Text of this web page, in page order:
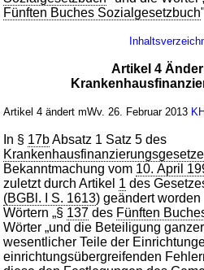
Fünften Buches Sozialgesetzbuch
Artikel 4
Artikel 4 ändert mWv. 26. Februar 2013
In § 17bAbsatz 1 Satz 5 des
Bekanntmachung vom 10. April
zuletzt durch Artikel 1 des
(BGBl. I S. 1613) geändert
Wörtern „§ 137 des Fünften
Wörter „und die Beteiligung
wesentlicher Teile der
einrichtungsübergreifenden